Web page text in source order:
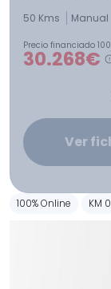
50 Kms
Manual
Precio financiado
30.268€
Ver
100% Online KM 0